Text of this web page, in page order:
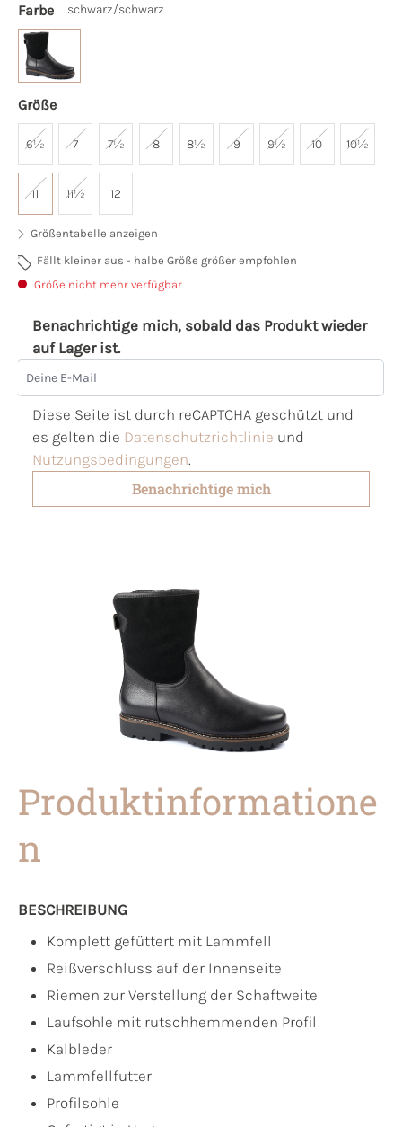
Farbe schwarz/schwarz
Größe
6½ 7 7½ 8 8½ 9 9½ 10 10½
11 11½ 12
Größentabelle anzeigen
Fällt kleiner aus - halbe Größe größer empfohlen
Größe nicht mehr verfügbar
Benachrichtige mich, sobald das Produkt wieder
auf Lager ist.
Deine E-Mail
Diese Seite ist durch reCAPTCHA geschützt und
es gelten die Datenschutzrichtlinie und
Nutzungsbedingungen.
Benachrichtige mich
Produktinformatione
n
BESCHREIBUNG
Komplett gefüttert mit Lammfell
Reißverschluss auf der Innenseite
Riemen zur Verstellung der Schaftweite
Laufsohle mit rutschhemmenden Profil
Kalbleder
Lammfellfutter
Profilsohle